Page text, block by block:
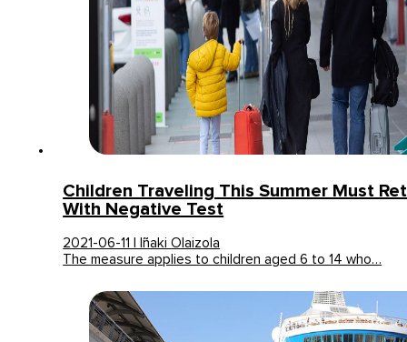
Children Traveling This Summer Must
With Negative Test
2021-06-11 | Iñaki Olaizola
The measure applies to children aged 6 to 14 who…